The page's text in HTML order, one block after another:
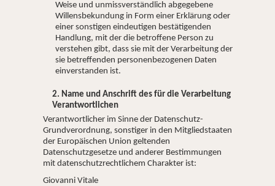
Weise und unmissverständlich abgegebene
Willensbekundung in Form einer Erklärung oder
einer sonstigen eindeutigen bestätigenden
Handlung, mit der die betroffene Person zu
verstehen gibt, dass sie mit der Verarbeitung der
sie betreffenden personenbezogenen Daten
einverstanden ist.
2. Name und Anschrift des für die Verarbeitung
Verantwortlichen
Verantwortlicher im Sinne der Datenschutz-
Grundverordnung, sonstiger in den Mitgliedstaaten
der Europäischen Union geltenden
Datenschutzgesetze und anderer Bestimmungen
mit datenschutzrechtlichem Charakter ist:
Giovanni Vitale